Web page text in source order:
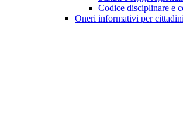
Codice disciplinare e
Oneri informativi per